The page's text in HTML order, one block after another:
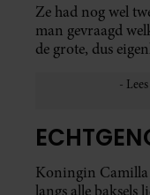
Ze had nog wel
man gevraagd
de grote, dus
Koningin Camilla